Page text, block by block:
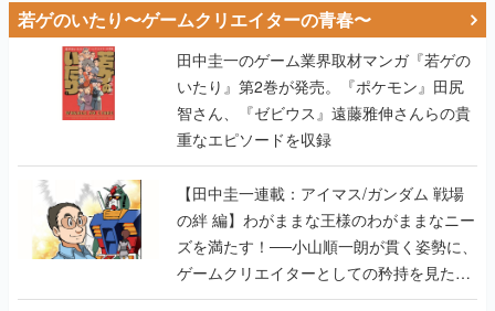
若ゲのいたり〜ゲームクリエイターの青春〜
田中圭一のゲーム業界取材マンガ『若ゲの
いたり』第2巻が発売。『ポケモン』田尻
智さん、『ゼビウス』遠藤雅伸さんらの貴
重なエピソードを収録
【田中圭一連載：アイマス/ガンダム 戦場
の絆 編】わがままな王様のわがままなニー
ズを満たす！──小山順一朗が貫く姿勢に、
ゲームクリエイターとしての矜持を見た
【若ゲのいたり最終回】